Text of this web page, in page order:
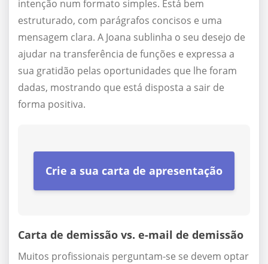
intenção num formato simples. Está bem
estruturado, com parágrafos concisos e uma
mensagem clara. A Joana sublinha o seu desejo de
ajudar na transferência de funções e expressa a
sua gratidão pelas oportunidades que lhe foram
dadas, mostrando que está disposta a sair de
forma positiva.
Crie a sua carta de apresentação
Carta de demissão vs. e-mail de demissão
Muitos profissionais perguntam-se se devem optar